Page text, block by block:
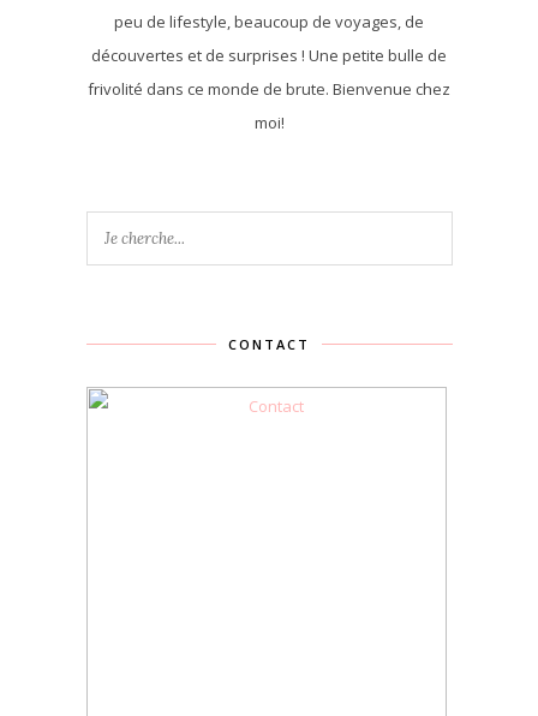
peu de lifestyle, beaucoup de voyages, de
découvertes et de surprises ! Une petite bulle de
frivolité dans ce monde de brute. Bienvenue chez
moi!
CONTACT